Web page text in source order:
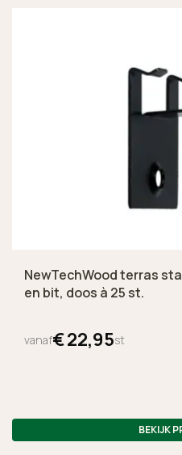
NewTechWood terras
en bit, doos à 25 st.
vanaf€22,95st
BEKIJK